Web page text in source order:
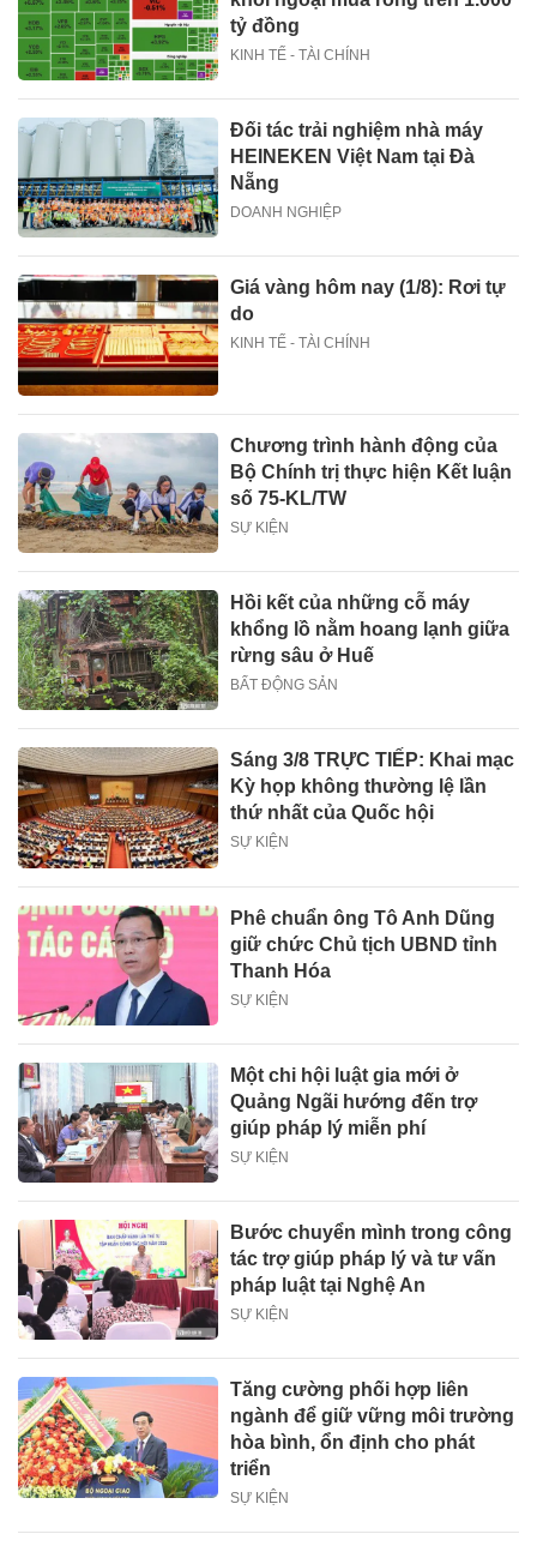
tỷ đồng
KINH TẾ - TÀI CHÍNH
Đối tác trải nghiệm nhà máy
HEINEKEN Việt Nam tại Đà
Nẵng
DOANH NGHIỆP
Giá vàng hôm nay (1/8): Rơi tự
do
KINH TẾ - TÀI CHÍNH
Chương trình hành động của
Bộ Chính trị thực hiện Kết luận
số 75-KL/TW
SỰ KIỆN
Hồi kết của những cỗ máy
khổng lồ nằm hoang lạnh giữa
rừng sâu ở Huế
BẤT ĐỘNG SẢN
Sáng 3/8 TRỰC TIẾP: Khai mạc
Kỳ họp không thường lệ lần
thứ nhất của Quốc hội
SỰ KIỆN
Phê chuẩn ông Tô Anh Dũng
giữ chức Chủ tịch UBND tỉnh
Thanh Hóa
SỰ KIỆN
Một chi hội luật gia mới ở
Quảng Ngãi hướng đến trợ
giúp pháp lý miễn phí
SỰ KIỆN
Bước chuyển mình trong công
tác trợ giúp pháp lý và tư vấn
pháp luật tại Nghệ An
SỰ KIỆN
Tăng cường phối hợp liên
ngành để giữ vững môi trường
hòa bình, ổn định cho phát
triển
SỰ KIỆN